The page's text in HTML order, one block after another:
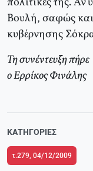
Βουλή, σαφώς και
κυβέρνησης
Τη συνέντευξη πήρε
ο Ερρίκος Φινάλης
ΚΑΤΗΓΟΡΊΕΣ
τ.279, 04/12/2009